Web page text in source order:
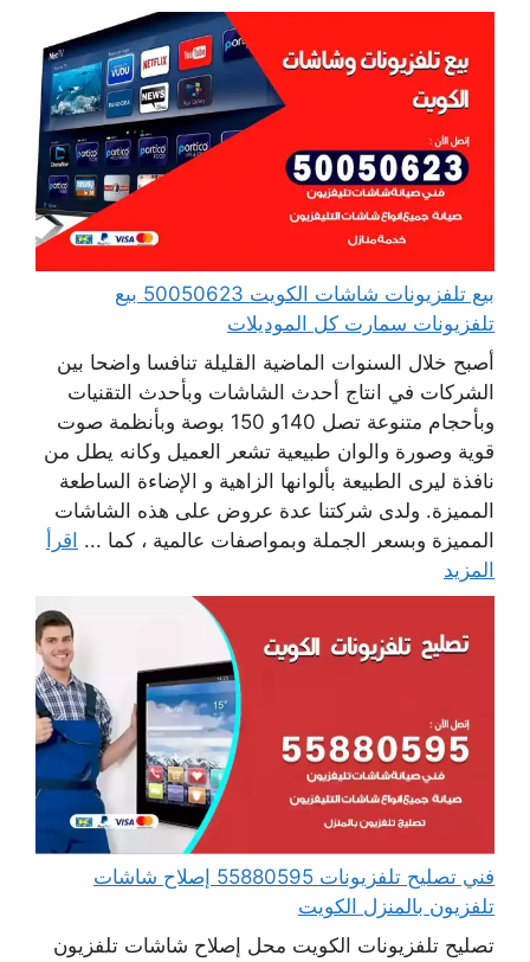
بيع تلفزيونات شاشات الكويت 50050623 بيع
تلفزيونات سمارت كل الموديلات
أصبح خلال السنوات الماضية القليلة تنافسا واضحا بين
الشركات في انتاج أحدث الشاشات وبأحدث التقنيات
وبأحجام متنوعة تصل 140و 150 بوصة وبأنظمة صوت
قوية وصورة والوان طبيعية تشعر العميل وكانه يطل من
نافذة ليرى الطبيعة بألوانها الزاهية و الإضاءة الساطعة
المميزة. ولدى شركتنا عدة عروض على هذه الشاشات
المميزة وبسعر الجملة وبمواصفات عالمية ، كما ... اقرأ
المزيد
فني تصليح تلفزيونات 55880595 إصلاح شاشات
تلفزيون بالمنزل الكويت
تصليح تلفزيونات الكويت محل إصلاح شاشات تلفزيون